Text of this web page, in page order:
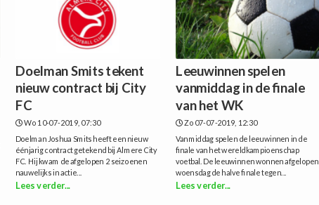
Doelman Smits tekent
nieuw contract bij City
FC
Wo 10-07-2019, 07:30
Doelman Joshua Smits heeft een nieuw
éénjarig contract getekend bij Almere City
FC. Hij kwam de afgelopen 2 seizoenen
nauwelijks in actie...
Lees verder...
Leeuwinnen spelen
vanmiddag in de finale
van het WK
Zo 07-07-2019, 12:30
Vanmiddag spelen de leeuwinnen in de
finale van het wereldkampioenschap
voetbal. De leeuwinnen wonnen afgelopen
woensdag de halve finale tegen...
Lees verder...